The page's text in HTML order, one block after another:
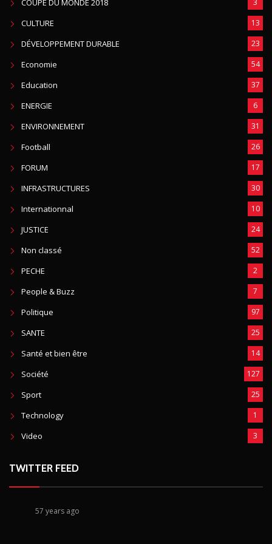
CULTURE 13
DÉVELOPPEMENT DURABLE 23
Economie 54
Education 37
ENERGIE 6
ENVIRONNEMENT 31
Football 26
FORUM 17
INFRASTRUCTURES 30
Internationnal 10
JUSTICE 24
Non classé 52
PECHE 2
People & Buzz 7
Politique 97
SANTE 25
Santé et bien être 14
Société 127
Sport 25
Technology 1
Video 3
TWITTER FEED
57 years ago